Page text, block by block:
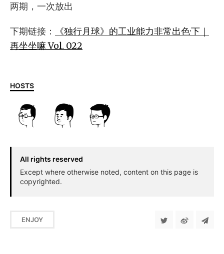
两期，一次放出
下期链接：
《独行月球》的工业能力非常出色·下｜
再坐坐嘛 Vol. 022
HOSTS
All rights reserved
Except where otherwise noted, content on this page is
copyrighted.
ENJOY